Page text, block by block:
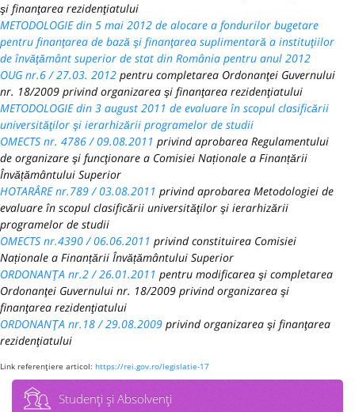
şi finanţarea rezidenţiatului
METODOLOGIE din 5 mai 2012 de alocare a fondurilor bugetare
pentru finanţarea de bază şi finanţarea suplimentară a instituţiilor
de învăţământ superior de stat din România pentru anul 2012
OUG nr.6 / 27.03. 2012 pentru completarea Ordonanţei Guvernului
nr. 18/2009 privind organizarea şi finanţarea rezidenţiatului
METODOLOGIE din 3 august 2011 de evaluare în scopul clasificării
universităţilor şi ierarhizării programelor de studii
OMECTS nr. 4786 / 09.08.2011 privind aprobarea Regulamentului
de organizare şi funcţionare a Comisiei Naționale a Finanțării
Învățământului Superior
HOTARÂRE nr.789 / 03.08.2011 privind aprobarea Metodologiei de
evaluare în scopul clasificării universităţilor şi ierarhizării
programelor de studii
OMECTS nr.4390 / 06.06.2011 privind constituirea Comisiei
Naționale a Finanțării Învățământului Superior
ORDONANŢA nr.2 / 26.01.2011 pentru modificarea şi completarea
Ordonanţei Guvernului nr. 18/2009 privind organizarea şi
finanţarea rezidenţiatului
ORDONANŢA nr.18 / 29.08.2009 privind organizarea şi finanţarea
rezidenţiatului
Link referenţiere articol: https://rei.gov.ro/legislatie-17
Studenţi şi Absolvenţi